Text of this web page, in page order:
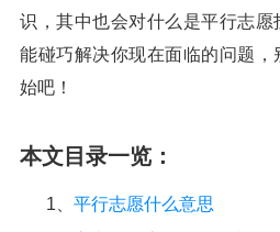
识，其中也会对什么是平行志
能碰巧解决你现在面临的问题
始吧！
本文目录一览：
1、 平行志愿什么意思